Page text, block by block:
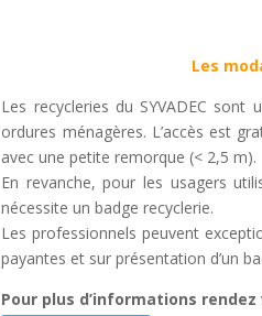
Les
Les recycleries du SYVADEC sont
ordures ménagères. L’accès est
avec une petite remorque (< 2,5 m).
En revanche, pour les usagers
nécessite un badge recyclerie.
Les professionnels peuvent
payantes et sur présentation d’un
Pour plus d’informations